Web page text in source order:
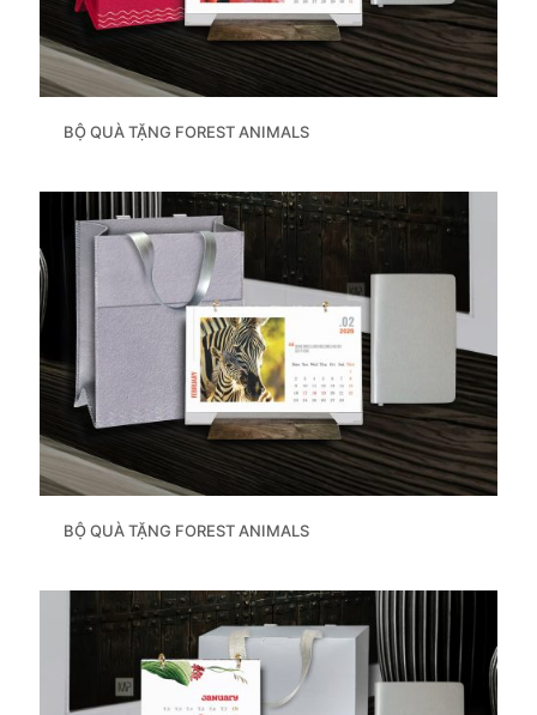
BỘ QUÀ TẶNG FOREST ANIMALS
BỘ QUÀ TẶNG FOREST ANIMALS